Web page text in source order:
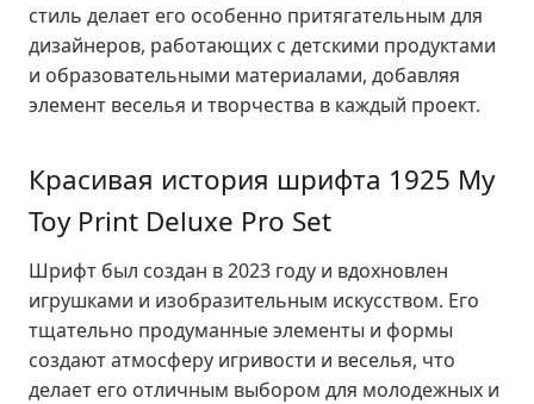
стиль делает его особенно притягательным для
дизайнеров, работающих с детскими продуктами
и образовательными материалами, добавляя
элемент веселья и творчества в каждый проект.
Красивая история шрифта 1925 My
Toy Print Deluxe Pro Set
Шрифт был создан в 2023 году и вдохновлен
игрушками и изобразительным искусством. Его
тщательно продуманные элементы и формы
создают атмосферу игривости и веселья, что
делает его отличным выбором для молодежных и